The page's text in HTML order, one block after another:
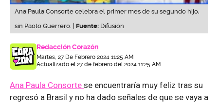
Ana Paula Consorte celebra el primer mes de su segundo hijo,
sin Paolo Guerrero. | Fuente: Difusión
Redacción Corazón
Martes, 27 De Febrero 2024 11:25 AM
Actualizado el 27 de febrero del 2024 11:25 AM
Ana Paula Consorte se encuentraría muy feliz tras su
regresó a Brasil y no ha dado señales de que se vaya a